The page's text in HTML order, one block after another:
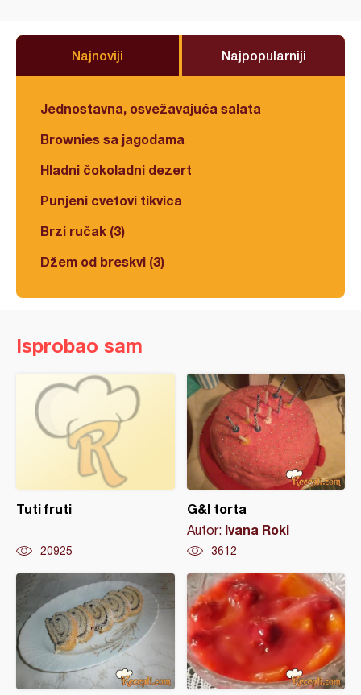
Najnoviji Najpopularniji
Jednostavna, osvežavajuća salata
Brownies sa jagodama
Hladni čokoladni dezert
Punjeni cvetovi tikvica
Brzi ručak (3)
Džem od breskvi (3)
Isprobao sam
Tuti fruti
20925
G&I torta
Autor: Ivana Roki
3612